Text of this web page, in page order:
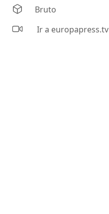
Bruto
Ir a europapress.tv